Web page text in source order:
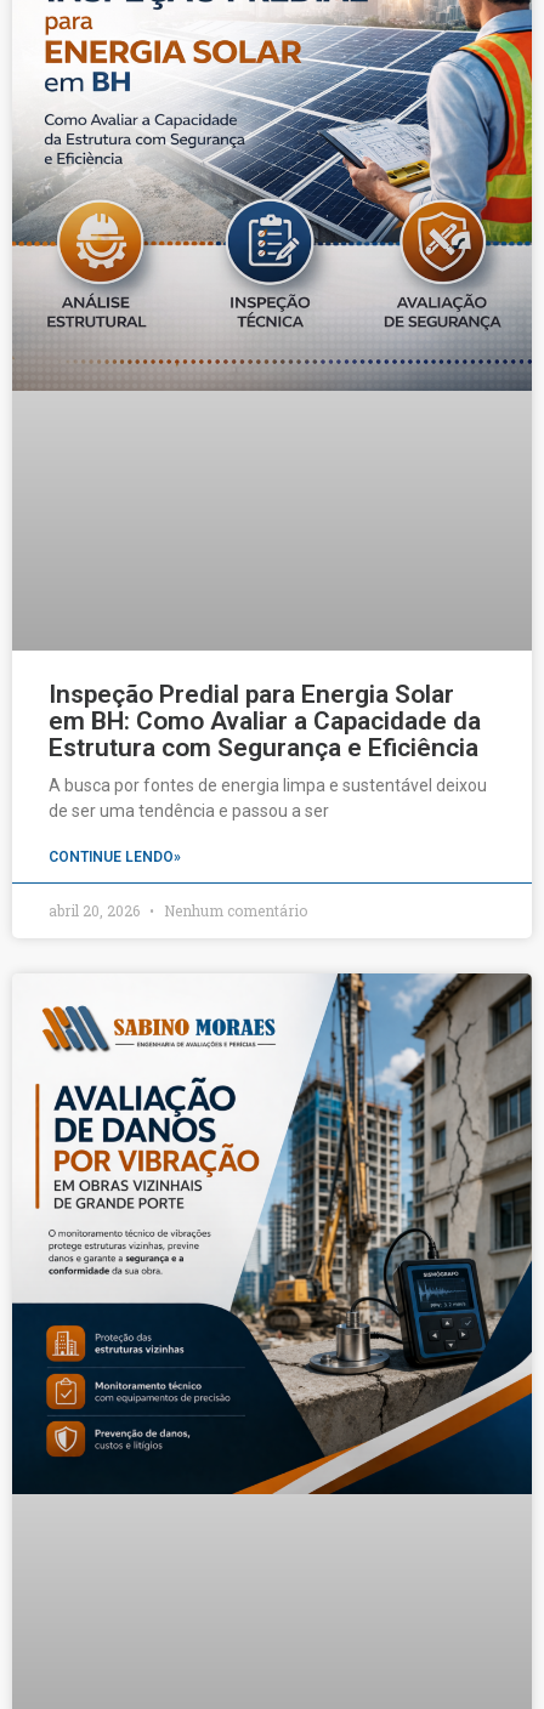
Inspeção Predial para Energia Solar
em BH: Como Avaliar a Capacidade da
Estrutura com Segurança e Eficiência
A busca por fontes de energia limpa e sustentável deixou
de ser uma tendência e passou a ser
CONTINUE LENDO»
abril 20, 2026 Nenhum comentário